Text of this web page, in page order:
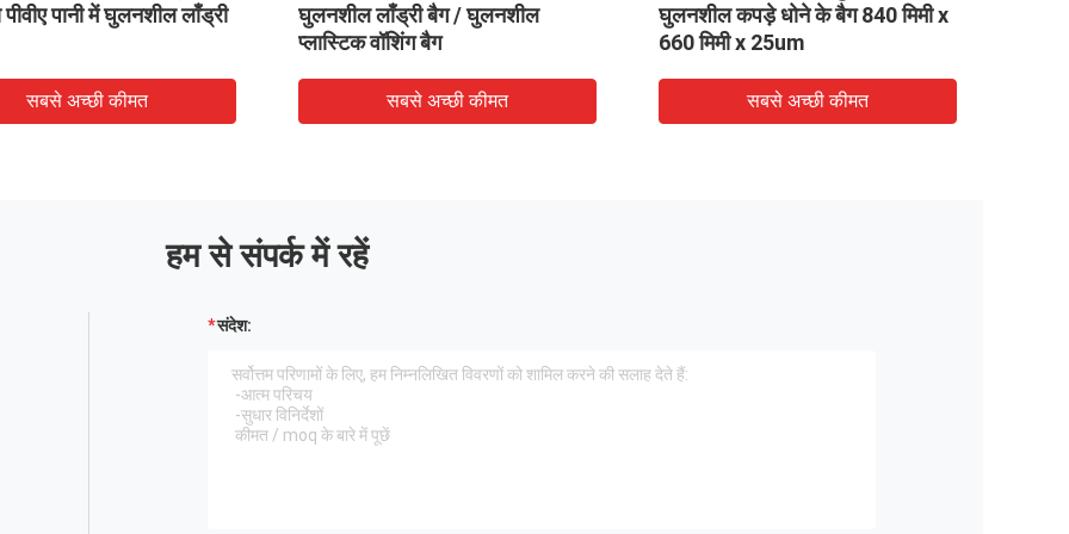
लाँड्री बैग, अस्पताल में घुलनशील वाशिंग
बैग, 200pcs/Box
/ गर्म पानी घुलनशील धुलाई बैग
हम से संपर्क में रहें
संदेश: